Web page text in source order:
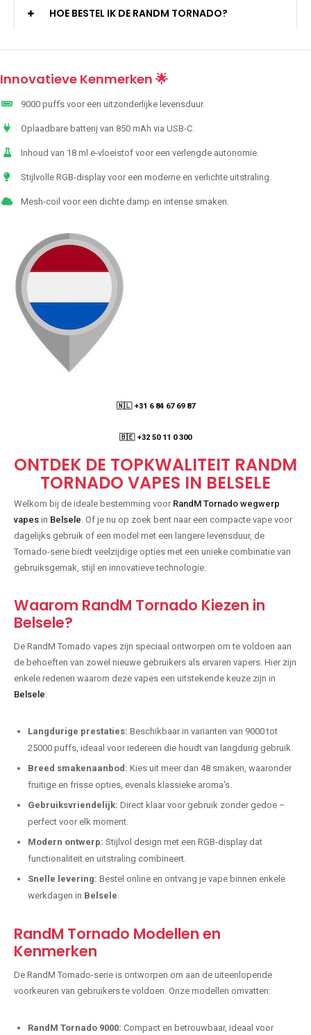
HOE BESTEL IK DE RANDM TORNADO?
Innovatieve Kenmerken 🌟
9000 puffs voor een uitzonderlijke levensduur.
Oplaadbare batterij van 850 mAh via USB-C.
Inhoud van 18 ml e-vloeistof voor een verlengde autonomie.
Stijlvolle RGB-display voor een moderne en verlichte uitstraling.
Mesh-coil voor een dichte damp en intense smaken.
🇳🇱 +31 6 84 67 69 87
🇧🇪 +32 50 11 0 300
ONTDEK DE TOPKWALITEIT RANDM
TORNADO VAPES IN BELSELE
Welkom bij de ideale bestemming voor RandM Tornado wegwerp
vapes in Belsele . Of je nu op zoek bent naar een compacte vape voor
dagelijks gebruik of een model met een langere levensduur, de
Tornado-serie biedt veelzijdige opties met een unieke combinatie van
gebruiksgemak, stijl en innovatieve technologie.
Waarom RandM Tornado Kiezen in
Belsele?
De RandM Tornado vapes zijn speciaal ontworpen om te voldoen aan
de behoeften van zowel nieuwe gebruikers als ervaren vapers. Hier zijn
enkele redenen waarom deze vapes een uitstekende keuze zijn in
Belsele:
Langdurige prestaties: Beschikbaar in varianten van 9000 tot
25000 puffs, ideaal voor iedereen die houdt van langdurig gebruik.
Breed smakenaanbod: Kies uit meer dan 48 smaken, waaronder
fruitige en frisse opties, evenals klassieke aroma's.
Gebruiksvriendelijk: Direct klaar voor gebruik zonder gedoe –
perfect voor elk moment.
Modern ontwerp: Stijlvol design met een RGB-display dat
functionaliteit en uitstraling combineert.
Snelle levering: Bestel online en ontvang je vape binnen enkele
werkdagen in Belsele
RandM Tornado Modellen en
Kenmerken
De RandM Tornado-serie is ontworpen om aan de uiteenlopende
voorkeuren van gebruikers te voldoen. Onze modellen omvatten:
RandM Tornado 9000: Compact en betrouwbaar, ideaal voor